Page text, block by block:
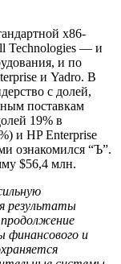
х86-
Technologies — и
и по
и Yadro. В
с долей,
поставкам
19% в
и HP Enterprise
ознакомился “Ъ”.
$56,4 млн.
результаты
финансового и